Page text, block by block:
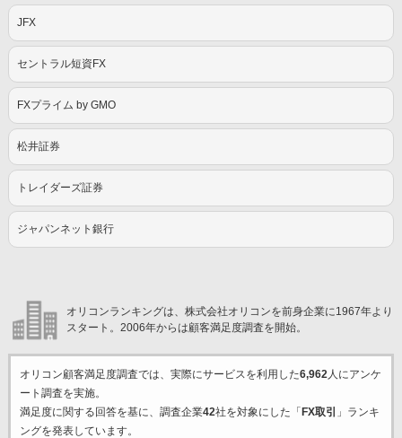
JFX
セントラル短資FX
FXプライム by GMO
松井証券
トレイダーズ証券
ジャパンネット銀行
オリコンランキングは、株式会社オリコンを前身企業に1967年より
スタート。2006年からは顧客満足度調査を開始。
オリコン顧客満足度調査では、実際にサービスを利用した6,962人にアンケ
ート調査を実施。
満足度に関する回答を基に、調査企業42社を対象にした「 FX取引
」ランキ
ングを発表しています。